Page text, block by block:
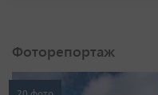
Фоторепортаж